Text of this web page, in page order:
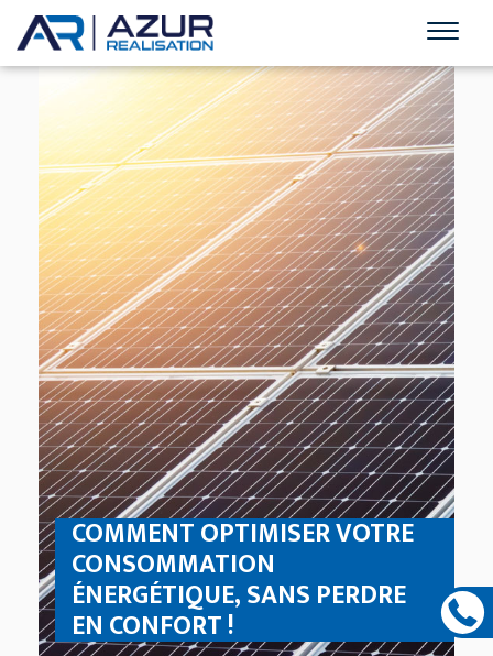
COMMENT OPTIMISER VOTRE
CONSOMMATION
ÉNERGÉTIQUE, SANS PERDRE
EN CONFORT !